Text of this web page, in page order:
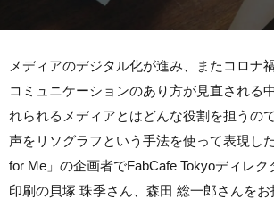
メディアのデジタル化が進み、またコロナ
コミュニケーションのあり方が見直される
れられるメディアとはどんな役割を担うの
声をリソグラフという手法を使って表現し
for Me」の企画者でFabCafe Tokyoディレ
印刷の貝塚 珠季さん、森田 総一郎さんを